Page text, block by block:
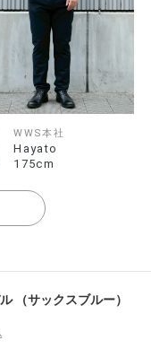
WWS本社
Hayato
175cm
（サックスブルー）